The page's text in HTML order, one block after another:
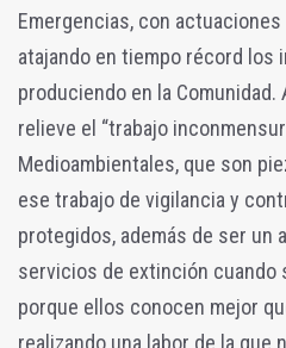
Emergencias, con
atajando en tiempo récord los
produciendo en la Comunidad.
relieve el “trabajo
Medioambientales, que son
ese trabajo de vigilancia y
protegidos, además de ser un
servicios de extinción cuando
porque ellos conocen mejor
realizando una labor de la que